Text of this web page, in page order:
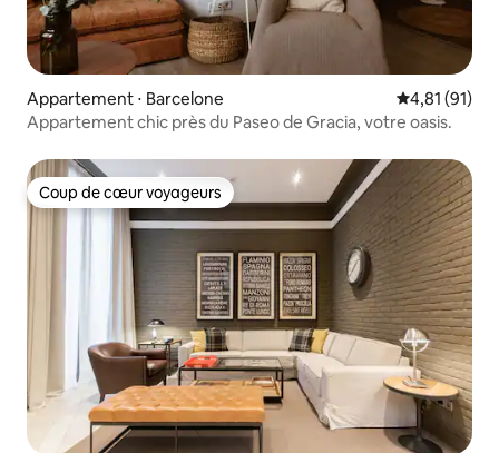
Appartement ⋅ Barcelone Évaluation
4,81 (91)
Appartement chic près du Paseo de Gracia, votre oasis.
Coup de cœur voyageurs
Coup de cœur voyageurs